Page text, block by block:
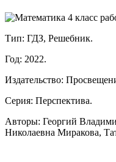
Тип: ГДЗ, Решебник.
Год: 2022.
Издательство:
Серия: Перспектива.
Авторы: Георгий
Николаевна Миракова,